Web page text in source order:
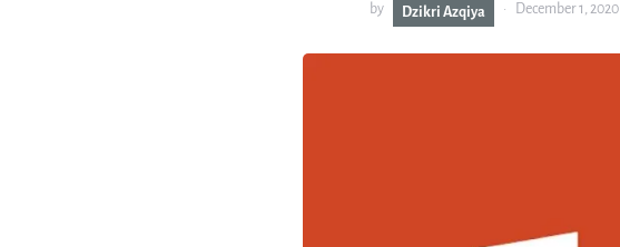
by Dzikri Azqiya December 1, 2020